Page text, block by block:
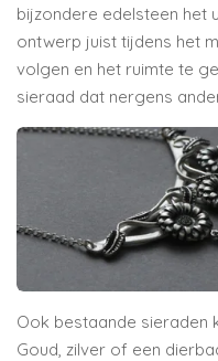
bijzondere edelsteen het
ontwerp juist tijdens het
volgen en het ruimte te
sieraad dat nergens
Ook bestaande sieraden
Goud, zilver of een